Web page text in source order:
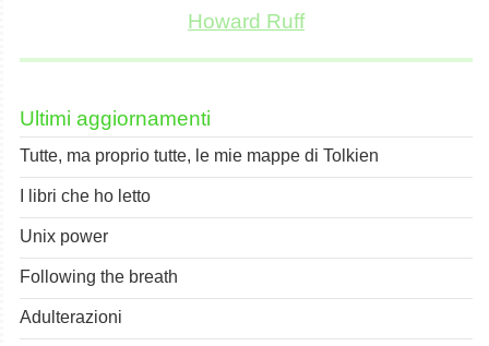
Howard Ruff
Ultimi aggiornamenti
Tutte, ma proprio tutte, le mie mappe di Tolkien
I libri che ho letto
Unix power
Following the breath
Adulterazioni